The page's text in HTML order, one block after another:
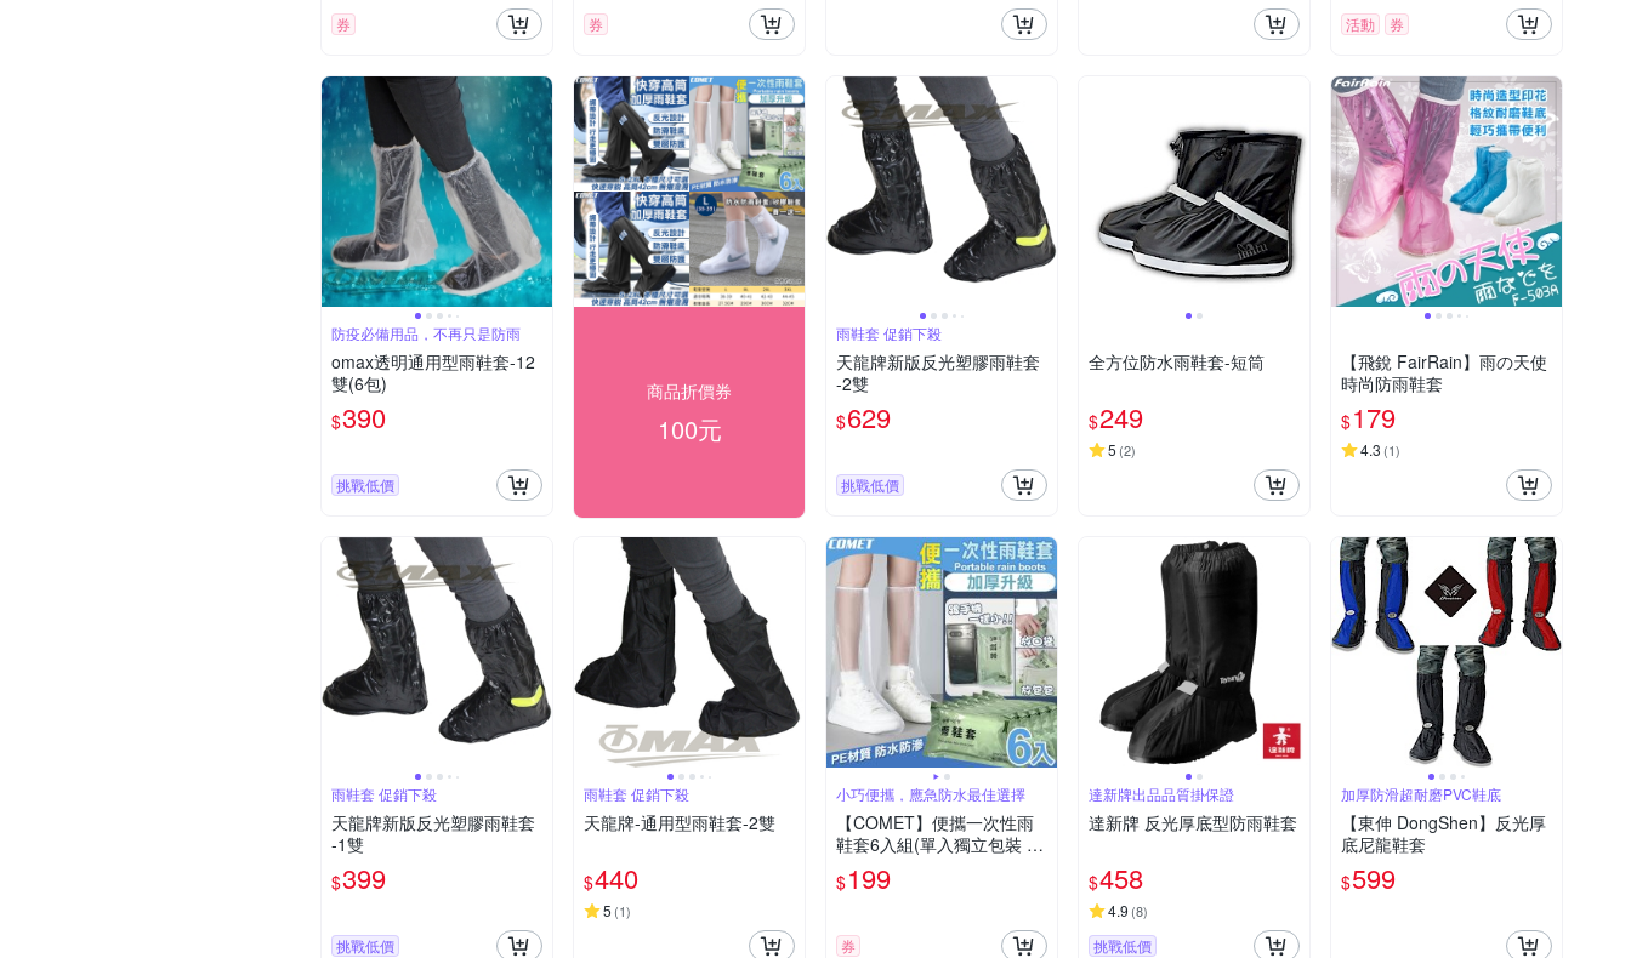
券 券 活動 券
防疫必備用品，不再只是防雨
omax透明通用型雨鞋套-12
雙(6包)
$390
挑戰低價
商品折價券
100元
雨鞋套 促銷下殺
天龍牌新版反光塑膠雨鞋套
-2雙
$629
挑戰低價
全方位防水雨鞋套-短筒
$249
5 (2)
【飛銳 FairRain】雨の天使
時尚防雨鞋套
$179
4.3 (1)
雨鞋套 促銷下殺
天龍牌新版反光塑膠雨鞋套
-1雙
$399
挑戰低價
雨鞋套 促銷下殺
天龍牌-通用型雨鞋套-2雙
$440
5 (1)
小巧便攜，應急防水最佳選擇
【COMET】便攜一次性雨
鞋套6入組(單入獨立包裝 加
厚雨鞋套 機車雨鞋套 輕便
雨鞋套 環保雨鞋套 便攜雨
$199
券
達新牌出品品質掛保證
達新牌 反光厚底型防雨鞋套
$458
4.9 (8)
挑戰低價
加厚防滑超耐磨PVC鞋底
【東伸 DongShen】反光厚
底尼龍鞋套
$599